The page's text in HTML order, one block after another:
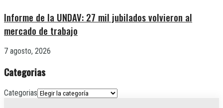
Informe de la UNDAV: 27 mil jubilados volvieron al
mercado de trabajo
7 agosto, 2026
Categorias
Categorias